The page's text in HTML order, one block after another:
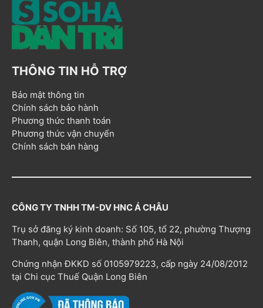
THÔNG TIN HỖ TRỢ
Bảo mật thông tin
Chính sách bảo hành
Phương thức thanh toán
Phương thức vận chuyển
Chính sách bán hàng
CÔNG TY TNHH TM-DV HNC Á CHÂU
Trụ sở đăng ký kinh doanh: Số 105, tổ 22, phường Thượng
Thanh, quận Long Biên, thành phố Hà Nội
Chứng nhận ĐKKD số 0105979223, cấp ngày 24/08/2012
tại Chi cục Thuế Quận Long Biên